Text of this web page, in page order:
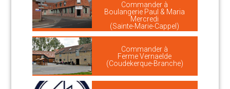
Commander à
Boulangerie Paul & Maria
Mercredi
(Sainte-Marie-Cappel)
Commander à
Ferme Vernaelde
(Coudekerque-Branche)